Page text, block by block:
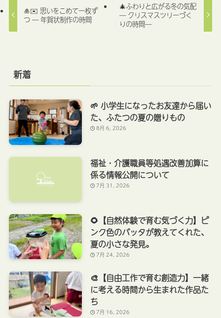
🎍✉️ 思いをこめて一枚ず
つ ― 年賀状制作の時間
🎄ふわりと広がる冬の気配
― クリスマスツリーづく
りの時間―
新着
🌱 小学生になったお友達から届い
た、ふたつの夏の贈りもの
8月 6, 2026
福祉・介護職員等処遇改善加算に
係る情報公開について
7月 31, 2026
🌻【自然体験で育む気づく力】ピ
ンク色のバッタが教えてくれた、
夏の小さな発見。
7月 24, 2026
🎨【自由工作で育む創造力】一緒
に考える時間から生まれた作品た
ち
7月 16, 2026